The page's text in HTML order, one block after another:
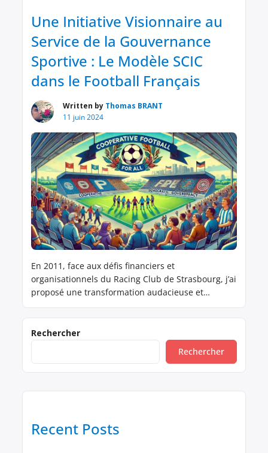
Usufruit d’un […]
Une Initiative Visionnaire au
Service de la Gouvernance
Sportive : Le Modèle SCIC
dans le Football Français
Written by Thomas BRANT
11 juin 2024
En 2011, face aux défis financiers et
organisationnels du Racing Club de Strasbourg, j’ai
proposé une transformation audacieuse et
visait à rassembler les supporters, les collectivités
locales, les entreprises et les salariés au sein
d’une structure démocratique et participative, où
Rechercher
Rechercher
Recent Posts